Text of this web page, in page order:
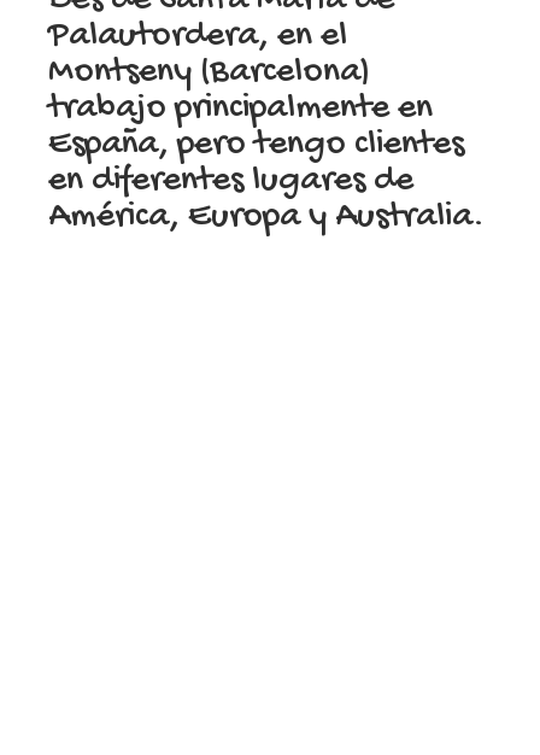
Palautordera, en el
Montseny (Barcelona)
trabajo principalmente en
España, pero tengo clientes
en diferentes lugares de
América, Europa y Australia.